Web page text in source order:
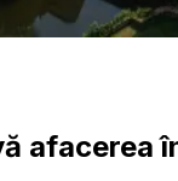
afacerea